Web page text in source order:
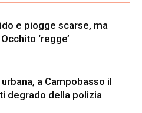
e piogge scarse, ma
‘regge’
a Campobasso il
degrado della polizia